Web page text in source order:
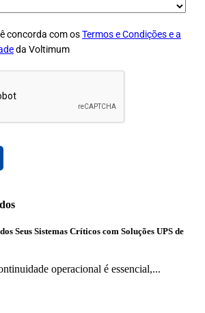
concorda com osTermos e Condições e a
da Voltimum
Seus Sistemas Críticos com Soluções UPS de
operacional é essencial,...